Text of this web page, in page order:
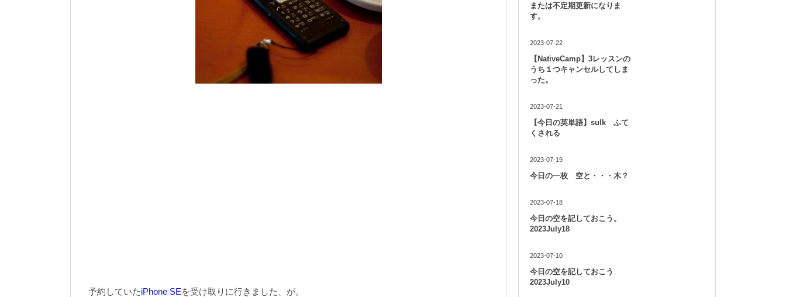
予約していたiPhone SEを受け取りに行きました、が。
または不定期更新になりま
す。
2023-07-22
【NativeCamp】3レッスンの
うち１つキャンセルしてしま
った。
2023-07-21
【今日の英単語】sulk ふて
くされる
2023-07-19
今日の一枚 空と・・・木？
2023-07-18
今日の空を記しておこう。
2023July18
2023-07-10
今日の空を記しておこう
2023July10